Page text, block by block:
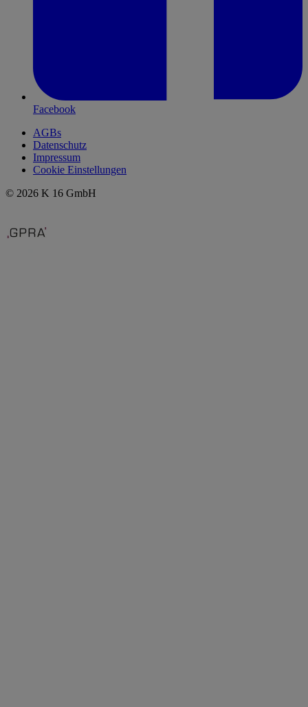
Facebook
AGBs
Datenschutz
Impressum
Cookie Einstellungen
© 2026 K 16 GmbH